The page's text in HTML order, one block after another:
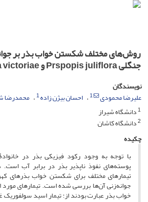
روش‌های مختلف شکستن خواب بذر بر
جنگلی Prspopis juliflora و Acacia victoriae
نویسندگان
علیرضا محمودی
1 احسان بیژن زاده1 محمدرضا
1دانشگاه شیراز
2دانشگاه کاشان
چکیده
با توجه به ‌وجود رکود فیزیکی بذر در
پوسته‌های نفوذ ناپذیر بذر در برابر آب است.
تیمارهای مختلف برای شکستن خواب بذرهای
جوانه‌زنی آن‌ها بررسی شده است. تیمارهای